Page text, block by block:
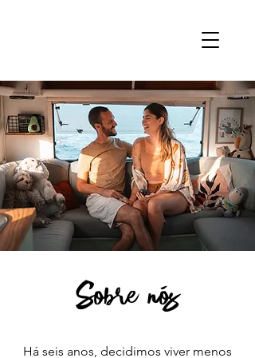
Sobre nós
Há seis anos, decidimos viver menos